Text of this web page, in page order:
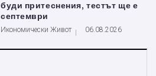
буди притеснения, тестът ще е
септември
Икономически Живот 06.08.2026